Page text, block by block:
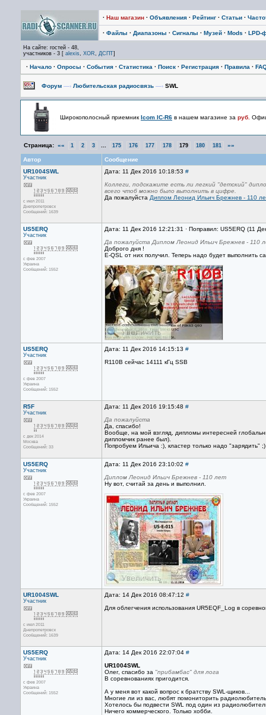
· Наш магазин · Объявления · Рейтинг · Статьи ·
· Файлы · Диапазоны · Сигналы · Музей · Mods · LPD-
На сайте: гостей - 48,
участников - 3 [ alexis, XOR, ДСПТ]
· Начало · Опросы · События · Статистика · Поиск · Регистрация · Правила ·
Форум —› Любительская радиосвязь —› SWL
Широкополосный приемник Icom IC-R6 в нашем магазине за руб.
Страница: «« 1 2 3 175 176 177 178 179 180 181 »»
Автор
Сообщение
UR1004SWL
Участник
с июл 2011
Днепропетровск
Сообщений: 1639
Дата: 11 Дек 2016 10:18:53 #
Коллеги, подскажите есть ли легкий "детский"
всего чтоб можно было выполнить в цифре.
Да пожалуйста Диплом Леонид Ильич Брежнев - 110
US5ERQ
Участник
с фев 2007
Украина
Сообщений: 1552
Дата: 11 Дек 2016 12:21:31 · Поправил: US5ERQ (11
Да пожалуйста Диплом Леонид Ильич Брежнев - 110
Доброго дня !
Е-QSL от них получил. Теперь надо будет выполнить
US5ERQ
Участник
с фев 2007
Украина
Сообщений: 1552
Дата: 11 Дек 2016 14:15:13 #
R110B сейчас 14111 кГц SSB
R5F
Участник
с дек 2014
Москва
Сообщений: 33
Дата: 11 Дек 2016 19:15:48 #
Да пожалуйста
Да, спасибо!
Вообще, на мой взгляд, дипломы интересней
дипломчик ранее был).
Попробуем Ильича :), кластер только надо "зарядить" ;)
US5ERQ
Участник
с фев 2007
Украина
Сообщений: 1552
Дата: 11 Дек 2016 23:10:02 #
Диплом Леонид Ильич Брежнев - 110 лет
Ну вот, считай за день и выполнил.
UR1004SWL
Участник
с июл 2011
Днепропетровск
Сообщений: 1639
Дата: 14 Дек 2016 08:47:12 #
Для облегчения использования UR5EQF_Log в
US5ERQ
Участник
с фев 2007
Украина
Сообщений: 1552
Дата: 14 Дек 2016 22:07:04 #
UR1004SWL
Олег, спасибо за "прибамбас" для лога
В соревнованиях пригодится.
А у меня вот какой вопрос к братству SWL-щиков...
Многие ли из вас, любят помониторить
Хотелось бы подвести SWL под один из
Ничего коммерческого. Только хобби.